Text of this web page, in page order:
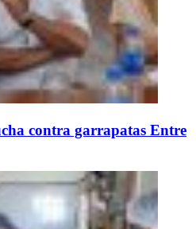
contra garrapatas Entre